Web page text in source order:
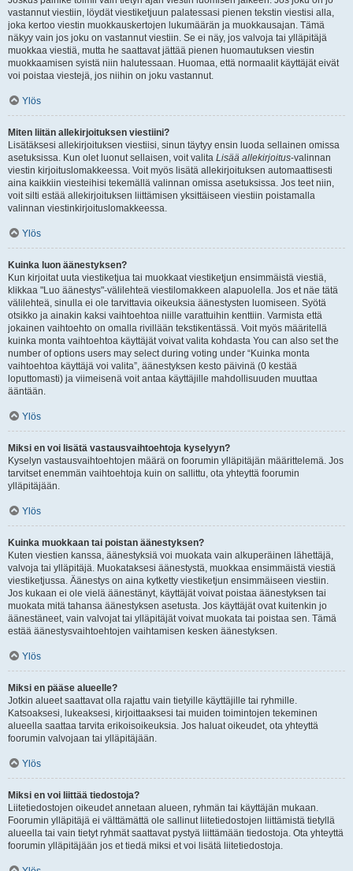
vastannut viestiin, löydät viestiketjuun palatessasi pienen tekstin viestisi alla,
joka kertoo viestin muokkauskertojen lukumäärän ja muokkausajan. Tämä
näkyy vain jos joku on vastannut viestiin. Se ei näy, jos valvoja tai ylläpitäjä
muokkaa viestiä, mutta he saattavat jättää pienen huomautuksen viestin
muokkaamisen syistä niin halutessaan. Huomaa, että normaalit käyttäjät eivät
voi poistaa viestejä, jos niihin on joku vastannut.
Ylös
Miten liitän allekirjoituksen viestiini?
Lisätäksesi allekirjoituksen viestiisi, sinun täytyy ensin luoda sellainen omissa
asetuksissa. Kun olet luonut sellaisen, voit valita Lisää allekirjoitus-valinnan
viestin kirjoituslomakkeessa. Voit myös lisätä allekirjoituksen automaattisesti
aina kaikkiin viesteihisi tekemällä valinnan omissa asetuksissa. Jos teet niin,
voit silti estää allekirjoituksen liittämisen yksittäiseen viestiin poistamalla
valinnan viestinkirjoituslomakkeessa.
Ylös
Kuinka luon äänestyksen?
Kun kirjoitat uuta viestiketjua tai muokkaat viestiketjun ensimmäistä viestiä,
klikkaa "Luo äänestys"-välilehteä viestilomakkeen alapuolella. Jos et näe tätä
välilehteä, sinulla ei ole tarvittavia oikeuksia äänestysten luomiseen. Syötä
otsikko ja ainakin kaksi vaihtoehtoa niille varattuihin kenttiin. Varmista että
jokainen vaihtoehto on omalla rivillään tekstikentässä. Voit myös määritellä
kuinka monta vaihtoehtoa käyttäjät voivat valita kohdasta You can also set the
number of options users may select during voting under “Kuinka monta
vaihtoehtoa käyttäjä voi valita”, äänestyksen kesto päivinä (0 kestää
loputtomasti) ja viimeisenä voit antaa käyttäjille mahdollisuuden muuttaa
ääntään.
Ylös
Miksi en voi lisätä vastausvaihtoehtoja kyselyyn?
Kyselyn vastausvaihtoehtojen määrä on foorumin ylläpitäjän määrittelemä. Jos
tarvitset enemmän vaihtoehtoja kuin on sallittu, ota yhteyttä foorumin
ylläpitäjään.
Ylös
Kuinka muokkaan tai poistan äänestyksen?
Kuten viestien kanssa, äänestyksiä voi muokata vain alkuperäinen lähettäjä,
valvoja tai ylläpitäjä. Muokataksesi äänestystä, muokkaa ensimmäistä viestiä
viestiketjussa. Äänestys on aina kytketty viestiketjun ensimmäiseen viestiin.
Jos kukaan ei ole vielä äänestänyt, käyttäjät voivat poistaa äänestyksen tai
muokata mitä tahansa äänestyksen asetusta. Jos käyttäjät ovat kuitenkin jo
äänestäneet, vain valvojat tai ylläpitäjät voivat muokata tai poistaa sen. Tämä
estää äänestysvaihtoehtojen vaihtamisen kesken äänestyksen.
Ylös
Miksi en pääse alueelle?
Jotkin alueet saattavat olla rajattu vain tietyille käyttäjille tai ryhmille.
Katsoaksesi, lukeaksesi, kirjoittaaksesi tai muiden toimintojen tekeminen
alueella saattaa tarvita erikoisoikeuksia. Jos haluat oikeudet, ota yhteyttä
foorumin valvojaan tai ylläpitäjään.
Ylös
Miksi en voi liittää tiedostoja?
Liitetiedostojen oikeudet annetaan alueen, ryhmän tai käyttäjän mukaan.
Foorumin ylläpitäjä ei välttämättä ole sallinut liitetiedostojen liittämistä tietyllä
alueella tai vain tietyt ryhmät saattavat pystyä liittämään tiedostoja. Ota yhteyttä
foorumin ylläpitäjään jos et tiedä miksi et voi lisätä liitetiedostoja.